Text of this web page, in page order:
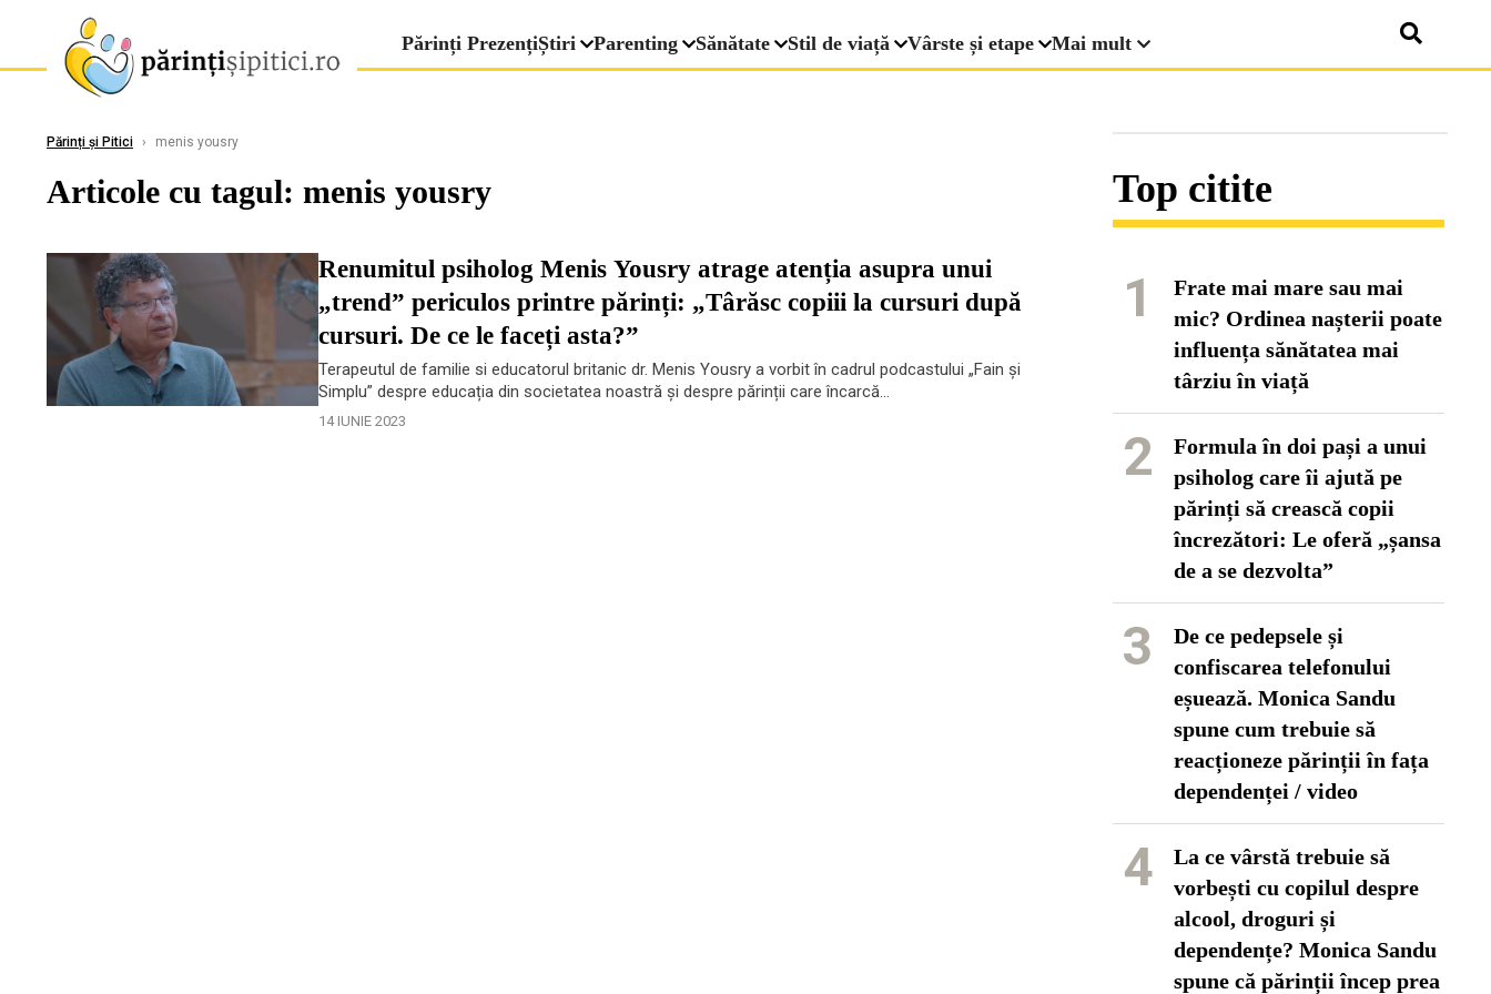
Părinți PrezențiȘtiri Parenting Sănătate Stil de viață Vârste și etape Mai mult
Părinți și Pitici › menis yousry
Articole cu tagul: menis yousry
Renumitul psiholog Menis Yousry atrage atenția asupra unui
„trend” periculos printre părinți: „Târăsc copiii la cursuri după
cursuri. De ce le faceți asta?”
Terapeutul de familie si educatorul britanic dr. Menis Yousry a vorbit în cadrul podcastului „Fain și
Simplu” despre educația din societatea noastră și despre părinții care încarcă...
14 IUNIE 2023
Top citite
1
Frate mai mare sau mai
mic? Ordinea nașterii poate
influența sănătatea mai
târziu în viață
2
Formula în doi pași a unui
psiholog care îi ajută pe
părinți să crească copii
încrezători: Le oferă „șansa
de a se dezvolta”
3
De ce pedepsele și
confiscarea telefonului
eșuează. Monica Sandu
spune cum trebuie să
reacționeze părinții în fața
dependenței / video
4
La ce vârstă trebuie să
vorbești cu copilul despre
alcool, droguri și
dependențe? Monica Sandu
spune că părinții încep prea